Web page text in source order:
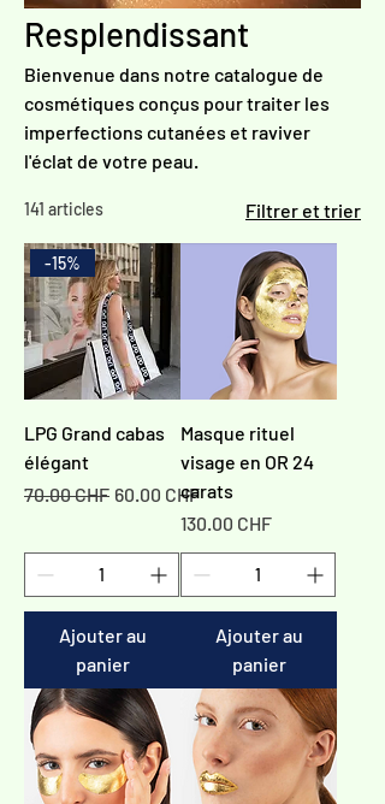
Resplendissant
Bienvenue dans notre catalogue de
cosmétiques conçus pour traiter les
imperfections cutanées et raviver
l'éclat de votre peau.
141 articles Filtrer et trier
-15%
LPG Grand cabas
élégant
Prix original
70.00 CHF Prix promotionnel
60.00 CHF
Ajouter au
panier
Masque rituel
visage en OR 24
carats
Prix
130.00 CHF
Ajouter au
panier